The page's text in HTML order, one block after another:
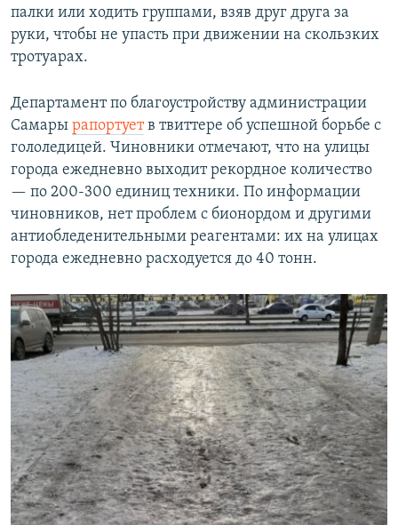
палки или ходить группами, взяв друг друга за
руки, чтобы не упасть при движении на скользких
тротуарах.
Департамент по благоустройству администрации
Самары рапортуетв твиттере об успешной борьбе с
гололедицей. Чиновники отмечают, что на улицы
города ежедневно выходит рекордное количество
— по 200-300 единиц техники. По информации
чиновников, нет проблем с бионордом и другими
антиобледенительными реагентами: их на улицах
города ежедневно расходуется до 40 тонн.